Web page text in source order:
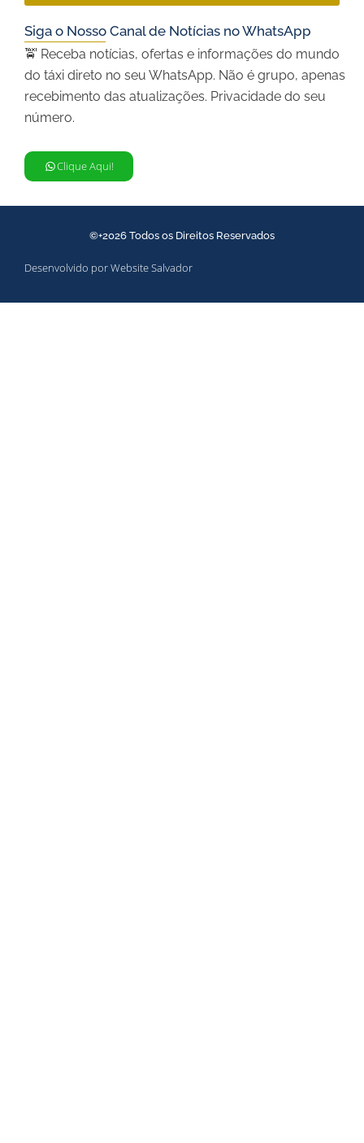
Siga o Nosso Canal de Notícias no WhatsApp
🚖 Receba notícias, ofertas e informações do mundo
do táxi direto no seu WhatsApp. Não é grupo, apenas
recebimento das atualizações. Privacidade do seu
número.
Clique Aqui!
©+2026 Todos os Direitos Reservados
Desenvolvido por Website Salvador